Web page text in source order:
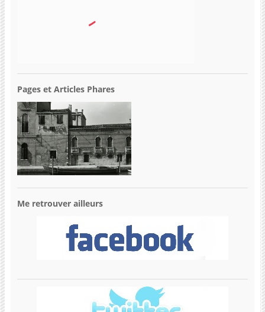
Pages et Articles Phares
Me retrouver ailleurs